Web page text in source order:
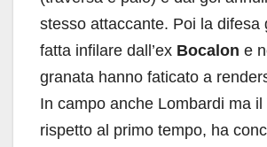
stesso attaccante. Poi la difesa
fatta infilare dall’ex Bocalon e
granata hanno faticato a
In campo anche Lombardi ma il
rispetto al primo tempo, ha